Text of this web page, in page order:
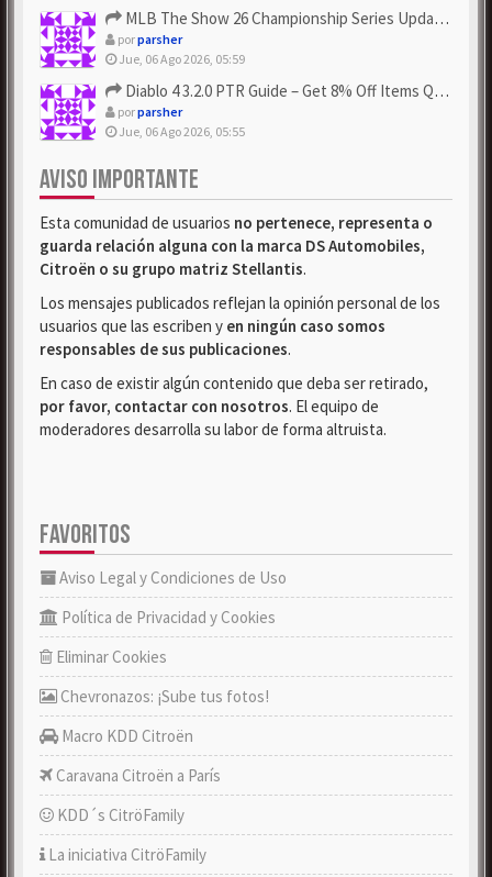
MLB The Show 26 Championship Series Update! Get Cheap & ...
porparsher
Jue, 06 Ago 2026, 05:59
Diablo 4 3.2.0 PTR Guide – Get 8% Off Items Quickly to Test ...
porparsher
Jue, 06 Ago 2026, 05:55
AVISO IMPORTANTE
Esta comunidad de usuarios no pertenece, representa o
guarda relación alguna con la marca DS Automobiles,
Citroën o su grupo matriz Stellantis.
Los mensajes publicados reflejan la opinión personal de los
usuarios que las escriben y en ningún caso somos
responsables de sus publicaciones.
En caso de existir algún contenido que deba ser retirado,
por favor, contactar con nosotros. El equipo de
moderadores desarrolla su labor de forma altruista.
FAVORITOS
Aviso Legal y Condiciones de Uso
Política de Privacidad y Cookies
Eliminar Cookies
Chevronazos: ¡Sube tus fotos!
Macro KDD Citroën
Caravana Citroën a París
KDD´s CitröFamily
La iniciativa CitröFamily